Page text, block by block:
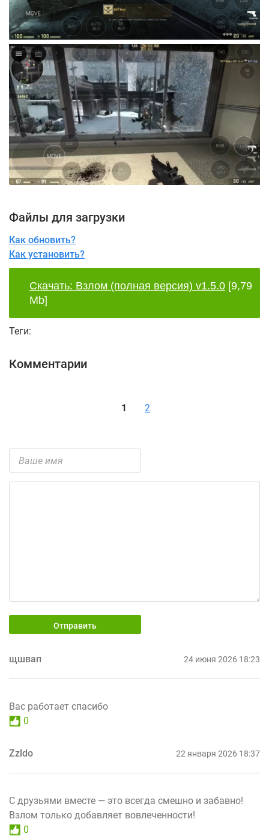
Файлы для загрузки
Как обновить?
Как установить?
Скачать: Взлом (полная версия) v1.5.0 [9,79
Mb]
Теги:
Комментарии
1 2
Отправить
щшвап 24 июня 2026 18:23
Вас работает спасибо
0
Zzldo 22 января 2026 18:37
С друзьями вместе — это всегда смешно и забавно!
Взлом только добавляет вовлеченности!
0